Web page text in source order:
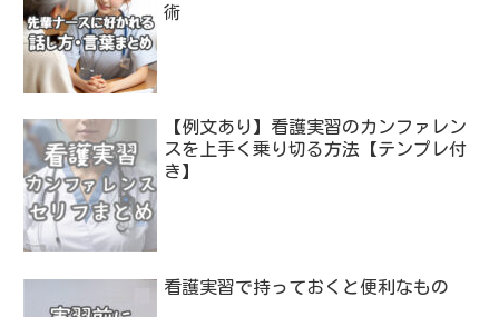
術
【例文あり】看護実習のカンファレン
スを上手く乗り切る方法【テンプレ付
き】
看護実習で持っておくと便利なもの